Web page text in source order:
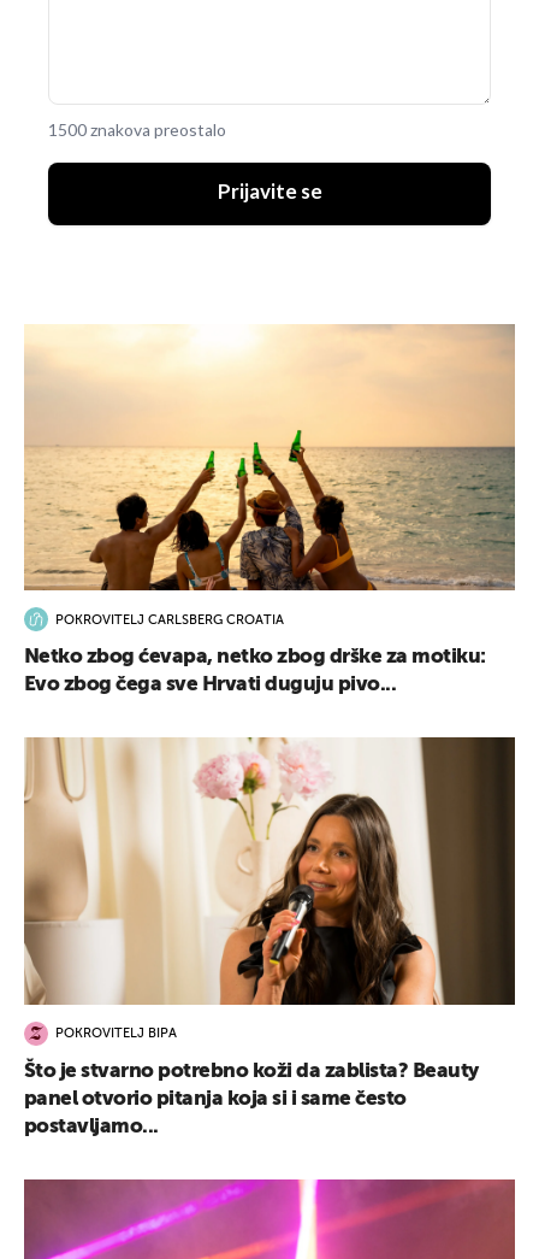
1500 znakova preostalo
Prijavite se
POKROVITELJ CARLSBERG CROATIA
Netko zbog ćevapa, netko zbog drške za motiku:
Evo zbog čega sve Hrvati duguju pivo...
POKROVITELJ BIPA
Što je stvarno potrebno koži da zablista? Beauty
panel otvorio pitanja koja si i same često
postavljamo...